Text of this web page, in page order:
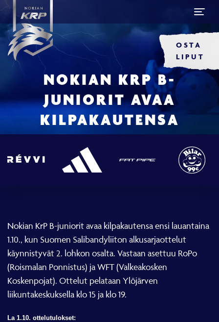
OSTA
LIPUT
NOKIAN KRP B-
JUNIORIT AVAA
KILPAKAUTENSA
Nokian KrP B-juniorit avaa kilpakautensa ensi lauantaina
1.10., kun Suomen Salibandyliiton alkusarjaottelut
käynnistyvät 2. lohkon osalta. Vastaan asettuu RoPo
(Roismalan Ponnistus) ja WFT (Valkeakosken
Koskenpojat). Ottelut pelataan Ylöjärven
liikuntakeskuksella klo 15 ja klo 19.
La 1.10. ottelutulokset: